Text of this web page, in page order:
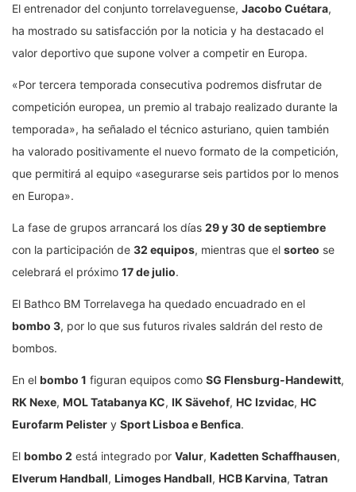
El entrenador del conjunto torrelaveguense, Jacobo Cuétara,
ha mostrado su satisfacción por la noticia y ha destacado el
valor deportivo que supone volver a competir en Europa.
«Por tercera temporada consecutiva podremos disfrutar de
competición europea, un premio al trabajo realizado durante la
temporada», ha señalado el técnico asturiano, quien también
ha valorado positivamente el nuevo formato de la competición,
que permitirá al equipo «asegurarse seis partidos por lo menos
en Europa».
La fase de grupos arrancará los días 29 y 30 de septiembre
con la participación de 32 equipos, mientras que el sorteo se
celebrará el próximo 17 de julio.
El Bathco BM Torrelavega ha quedado encuadrado en el
bombo 3, por lo que sus futuros rivales saldrán del resto de
bombos.
En el bombo 1 figuran equipos como SG Flensburg-Handewitt,
RK Nexe, MOL Tatabanya KC, IK Sävehof, HC Izvidac, HC
Eurofarm Pelister y Sport Lisboa e Benfica.
El bombo 2 está integrado por Valur, Kadetten Schaffhausen,
Elverum Handball, Limoges Handball, HCB Karvina, Tatran